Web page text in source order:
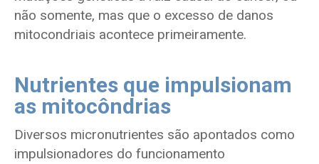
não somente, mas que o excesso de danos
mitocondriais acontece primeiramente.
Nutrientes que impulsionam
as mitocôndrias
Diversos micronutrientes são apontados como
impulsionadores do funcionamento